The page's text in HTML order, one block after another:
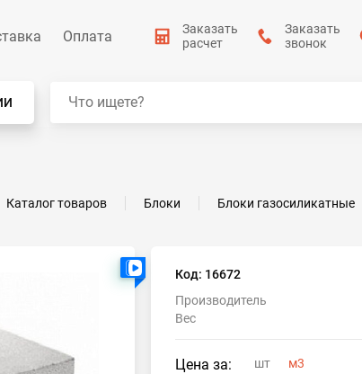
Оплата
Заказать
расчет
Заказать
звонок
Каталог товаров Блоки Блоки газосиликатные
Код: 16672
Производитель
Вес
Цена за: шт м3